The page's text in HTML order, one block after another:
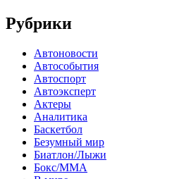
Рубрики
Автоновости
Автособытия
Автоспорт
Автоэксперт
Актеры
Аналитика
Баскетбол
Безумный мир
Биатлон/Лыжи
Бокс/MMA